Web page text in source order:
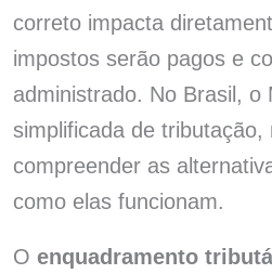
correto impacta
impostos serão pagos e
administrado. No Brasil, o
simplificada de
compreender as
como elas funcionam.
O enquadramento